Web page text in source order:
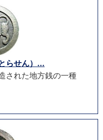
らせん）...
された地方銭の一種